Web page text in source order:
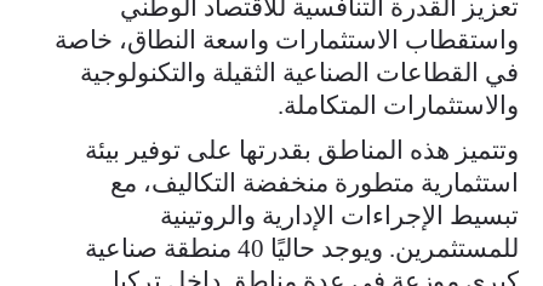
تعزيز القدرة التنافسية للاقتصاد الوطني
واستقطاب الاستثمارات واسعة النطاق، خاصة
في القطاعات الصناعية الثقيلة والتكنولوجية
والاستثمارات المتكاملة.
وتتميز هذه المناطق بقدرتها على توفير بيئة
استثمارية متطورة منخفضة التكاليف، مع
تبسيط الإجراءات الإدارية والروتينية
للمستثمرين. ويوجد حاليًا 40 منطقة صناعية
كبرى موزعة في عدة مناطق داخل تركيا.